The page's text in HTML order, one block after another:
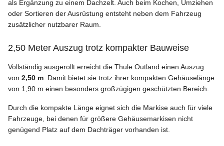
als Ergänzung zu einem Dachzelt. Auch beim Kochen, Umziehen
oder Sortieren der Ausrüstung entsteht neben dem Fahrzeug
zusätzlicher nutzbarer Raum.
2,50 Meter Auszug trotz kompakter Bauweise
Vollständig ausgerollt erreicht die Thule Outland einen Auszug
von 2,50 m . Damit bietet sie trotz ihrer kompakten Gehäuselänge
von 1,90 m einen besonders großzügigen geschützten Bereich.
Durch die kompakte Länge eignet sich die Markise auch für viele
Fahrzeuge, bei denen für größere Gehäusemarkisen nicht
genügend Platz auf dem Dachträger vorhanden ist.